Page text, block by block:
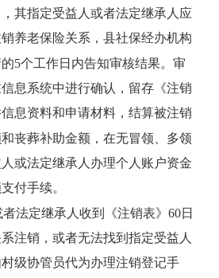
其指定受益人或者法定继承人应
养老保险关系，县社保经办机构
5个工作日内告知审核结果。审
息系统中进行确认，留存《注销
息资料和申请材料，结算被注销
丧葬补助金额，在无冒领、多领
或法定继承人办理个人账户资金
付手续。
法定继承人收到《注销表》 60日
注销，或者无法找到指定受益人
级协管员代为办理注销登记手